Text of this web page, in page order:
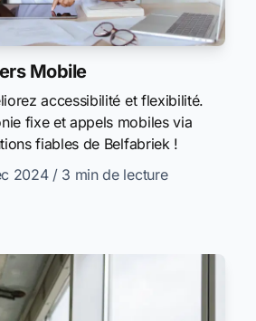
Mobile
accessibilité et flexibilité.
fixe et appels mobiles via
fiables de Belfabriek !
2024 / 3 min de lecture